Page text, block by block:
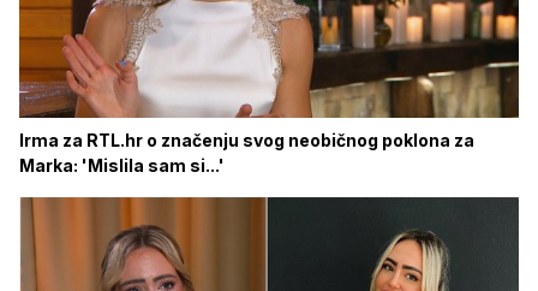
Irma za RTL.hr o značenju svog neobičnog poklona za
Marka: 'Mislila sam si...'